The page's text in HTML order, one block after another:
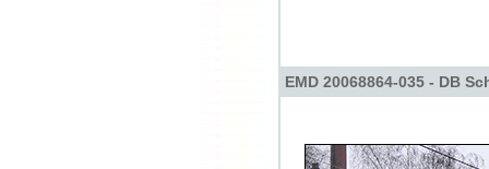
EMD 20068864-035 - DB